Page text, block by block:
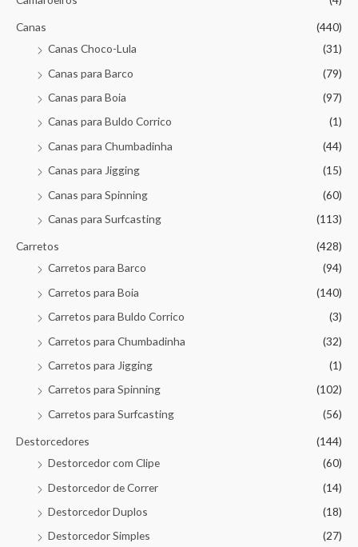
Canas
(440)
Canas Choco-Lula
(31)
Canas para Barco
(79)
Canas para Boia
(97)
Canas para Buldo Corrico
(1)
Canas para Chumbadinha
(44)
Canas para Jigging
(15)
Canas para Spinning
(60)
Canas para Surfcasting
(113)
Carretos
(428)
Carretos para Barco
(94)
Carretos para Boia
(140)
Carretos para Buldo Corrico
(3)
Carretos para Chumbadinha
(32)
Carretos para Jigging
(1)
Carretos para Spinning
(102)
Carretos para Surfcasting
(56)
Destorcedores
(144)
Destorcedor com Clipe
(60)
Destorcedor de Correr
(14)
Destorcedor Duplos
(18)
Destorcedor Simples
(27)